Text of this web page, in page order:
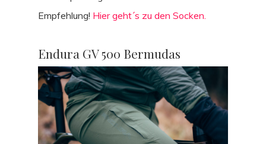
Empfehlung! Hier geht´s zu den Socken.
Endura GV 500 Bermudas